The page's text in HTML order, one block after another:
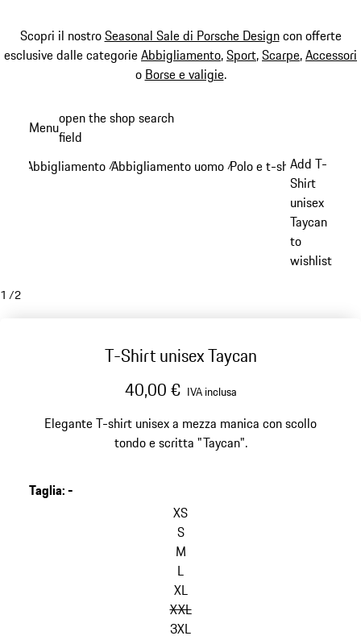
Scopri il nostroSeasonal Sale di Porsche Designcon offerte
esclusive dalle categorieAbbigliamento,Sport,Scarpe,Accessori
o Borse e valigie.
principale
Menuopen the shop search
field
Abbigliamento /Abbigliamento uomo /Polo e t-shirt/
Add T-
Shirt
unisex
Taycan
to
wishlist
1 /2
T-Shirt unisex Taycan
40,00 € IVA inclusa
Elegante T-shirt unisex a mezza manica con scollo
tondo e scritta "Taycan".
Taglia:-
XS
S
M
L
XL
XXL
3XL